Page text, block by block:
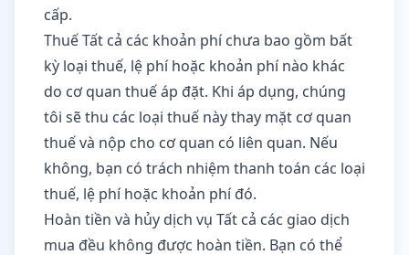
cấp.
Thuế Tất cả các khoản phí chưa bao gồm bất
kỳ loại thuế, lệ phí hoặc khoản phí nào khác
do cơ quan thuế áp đặt. Khi áp dụng, chúng
tôi sẽ thu các loại thuế này thay mặt cơ quan
thuế và nộp cho cơ quan có liên quan. Nếu
không, bạn có trách nhiệm thanh toán các loại
thuế, lệ phí hoặc khoản phí đó.
Hoàn tiền và hủy dịch vụ Tất cả các giao dịch
mua đều không được hoàn tiền. Bạn có thể